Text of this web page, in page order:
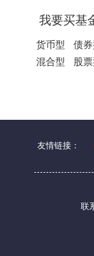
我要买基
货币型
债
混合型
股
友情链接：
联